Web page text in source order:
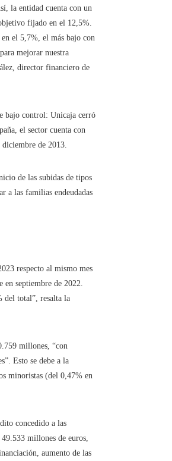
la entidad cuenta con un
fijado en el 12,5%.
el 5,7%, el más bajo con
mejorar nuestra
director financiero de
bajo control: Unicaja cerró
el sector cuenta con
de 2013.
de las subidas de tipos
a las familias endeudadas
respecto al mismo mes
septiembre de 2022.
del total”, resalta la
millones, “con
Esto se debe a la
minoristas (del 0,47% en
concedido a las
millones de euros,
aumento de las